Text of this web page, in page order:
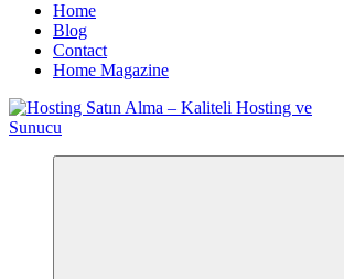
Home
Blog
Contact
Home Magazine